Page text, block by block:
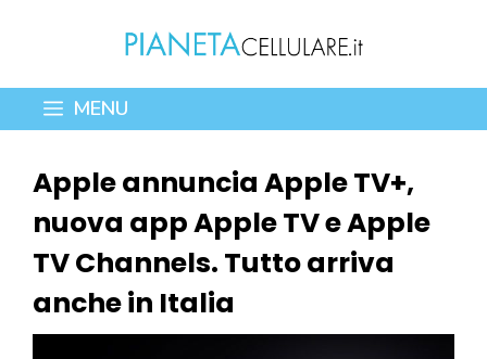
contenuto
MENU
Apple annuncia Apple TV+,
nuova app Apple TV e Apple
TV Channels. Tutto arriva
anche in Italia